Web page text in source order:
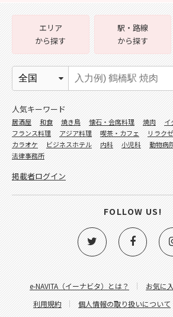
e-NAVITA（イーナビタ）とは？ お気に
利用規約
個人情報の取り扱いについて
エリア
から探す
駅・路線
から探す
人気キーワード
居酒屋 和食 焼き鳥 懐石・会席料理 焼肉
イ
フランス料理
アジア料理 喫茶・カフェ リラク
カラオケ
ビジネスホテル 内科 小児科 動物病
法律事務所
掲載者ログイン
FOLLOW US!